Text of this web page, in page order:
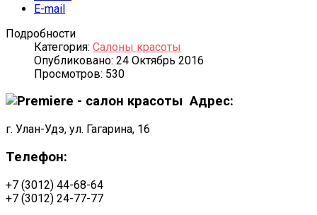
E-mail
Подробности
Категория: Салоны красоты
Опубликовано: 24 Октябрь 2016
Просмотров: 530
Адрес:
г. Улан-Удэ, ул. Гагарина, 16
Телефон:
+7 (3012) 44-68-64
+7 (3012) 24-77-77